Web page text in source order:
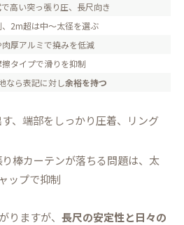
で高い突っ張り圧、長尺向き
、2m超は中〜太径を選ぶ
肉厚アルミで撓みを低減
タイプで滑りを抑制
なら表記に対し余裕を持つ
す、端部をしっかり圧着、リング
り棒カーテンが落ちる問題は、太
ップで抑制
りますが、長尺の安定性と日々の